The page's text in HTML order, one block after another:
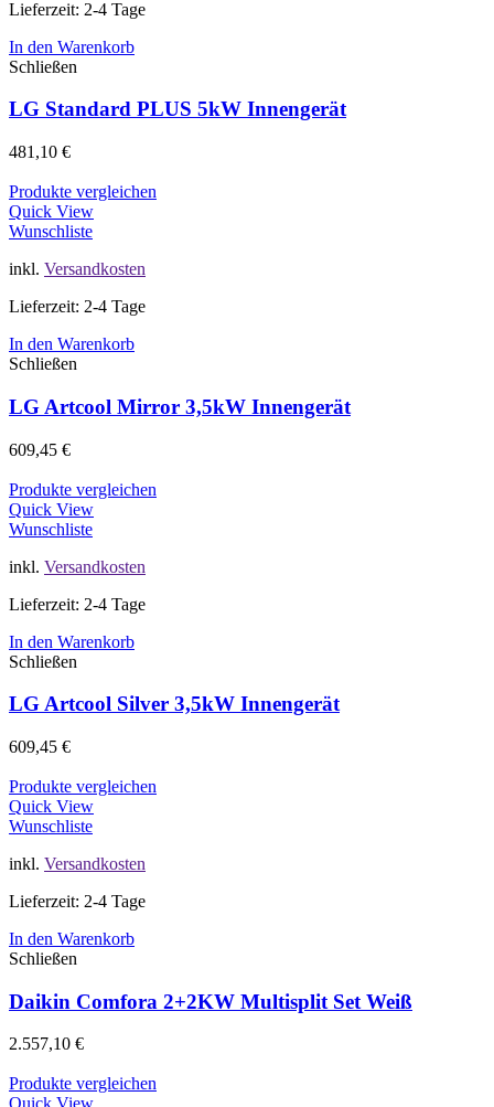
Lieferzeit: 2-4 Tage
In den Warenkorb
Schließen
LG Standard PLUS 5kW Innengerät
481,10 €
Produkte vergleichen
Quick View
Wunschliste
inkl. Versandkosten
Lieferzeit: 2-4 Tage
In den Warenkorb
Schließen
LG Artcool Mirror 3,5kW Innengerät
609,45 €
Produkte vergleichen
Quick View
Wunschliste
inkl. Versandkosten
Lieferzeit: 2-4 Tage
In den Warenkorb
Schließen
LG Artcool Silver 3,5kW Innengerät
609,45 €
Produkte vergleichen
Quick View
Wunschliste
inkl. Versandkosten
Lieferzeit: 2-4 Tage
In den Warenkorb
Schließen
Daikin Comfora 2+2KW Multisplit Set Weiß
2.557,10 €
Produkte vergleichen